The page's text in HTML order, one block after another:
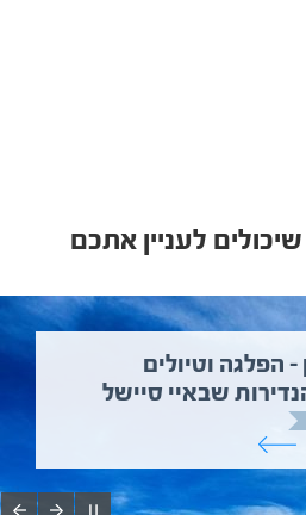
לעניין אתכם
– הפלגה וטיולים
שבאיי סיישל